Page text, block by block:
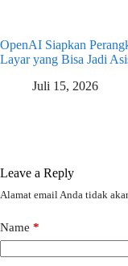
OpenAI Siapkan
Layar yang Bisa Jadi
Juli 15, 2026
Leave a Reply
Alamat email Anda tidak
Name *